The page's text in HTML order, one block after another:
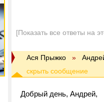
[Показать все ответы на
Ася Прыжко »
Добрый день, Андрей,